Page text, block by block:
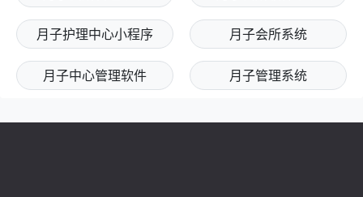
月子护理中心小程序 月子会所系统
月子中心管理软件 月子管理系统